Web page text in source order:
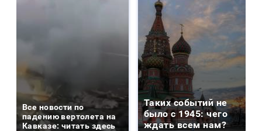
Все новости по
падению вертолета на
Кавказе: читать здесь
Таких событий не
было с 1945: чего
ждать всем нам?